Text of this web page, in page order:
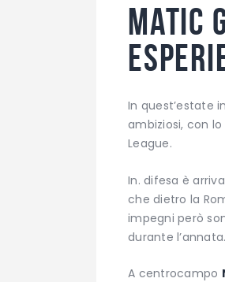
Matic
In quest’estate
ambiziosi, con
League.
In. difesa è
che dietro la
impegni però
durante l’annata.
A centrocampo